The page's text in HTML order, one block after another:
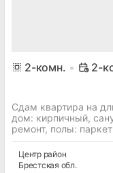
2-комн. 2-
Сдам квартира на
дом: кирпичный,
ремонт, полы:
Центррайон
Брестская обл.